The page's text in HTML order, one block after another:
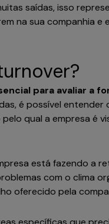
saídas, isso
na sua companhia
para avaliar a
é possível entender
qual a empresa é
está fazendo a
com o clima
oferecido pela